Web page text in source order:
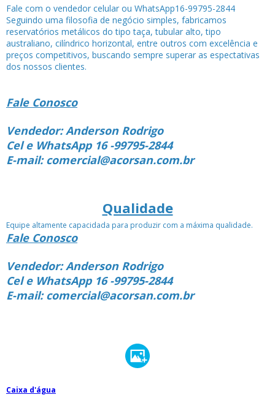
Fale com o vendedor celular ou WhatsApp16-99795-2844
Seguindo uma filosofia de negócio simples, fabricamos
reservatórios metálicos do tipo taça, tubular alto, tipo
australiano, cilíndrico horizontal, entre outros com excelência e
preços competitivos, buscando sempre superar as espectativas
dos nossos clientes.
Fale Conosco
Vendedor: Anderson Rodrigo
Cel e WhatsApp 16 -99795-2844
E-mail: comercial@acorsan.com.br
Qualidade
Equipe altamente capacidada para produzir com a máxima qualidade.
Fale Conosco
Vendedor: Anderson Rodrigo
Cel e WhatsApp 16 -99795-2844
E-mail: comercial@acorsan.com.br
Caixa d'água